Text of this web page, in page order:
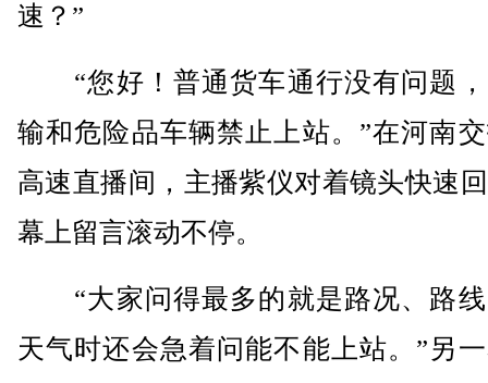
速？”
“您好！普通货车通行没有问题，
输和危险品车辆禁止上站。”在河南
高速直播间，主播紫仪对着镜头快速
幕上留言滚动不停。
“大家问得最多的就是路况、路线
天气时还会急着问能不能上站。”另